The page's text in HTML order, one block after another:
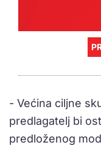
- Većina ciljne
predlagatelj bi
predloženog